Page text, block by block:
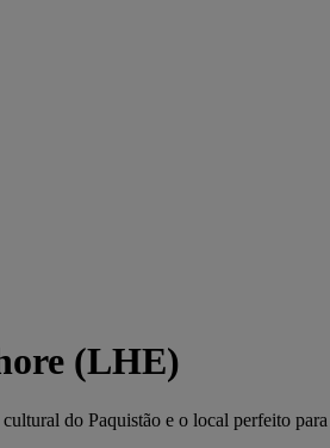
(LHE)
do Paquistão e o local perfeito